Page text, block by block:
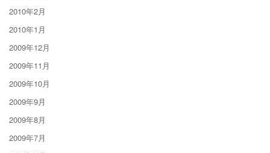
2010年2月
2010年1月
2009年12月
2009年11月
2009年10月
2009年9月
2009年8月
2009年7月